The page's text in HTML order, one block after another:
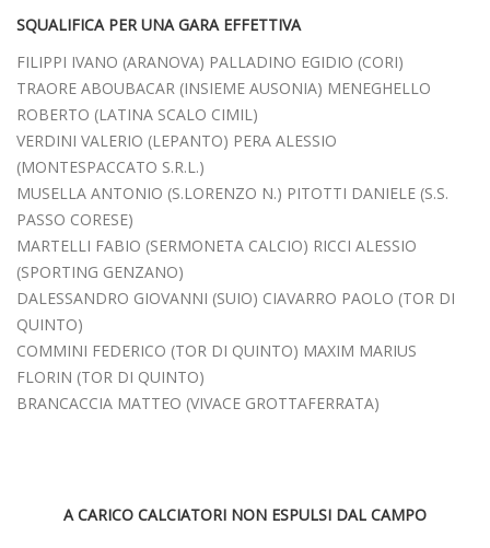
SQUALIFICA PER UNA GARA EFFETTIVA
FILIPPI IVANO (ARANOVA) PALLADINO EGIDIO (CORI)
TRAORE ABOUBACAR (INSIEME AUSONIA) MENEGHELLO
ROBERTO (LATINA SCALO CIMIL)
VERDINI VALERIO (LEPANTO) PERA ALESSIO
(MONTESPACCATO S.R.L.)
MUSELLA ANTONIO (S.LORENZO N.) PITOTTI DANIELE (S.S.
PASSO CORESE)
MARTELLI FABIO (SERMONETA CALCIO) RICCI ALESSIO
(SPORTING GENZANO)
DALESSANDRO GIOVANNI (SUIO) CIAVARRO PAOLO (TOR DI
QUINTO)
COMMINI FEDERICO (TOR DI QUINTO) MAXIM MARIUS
FLORIN (TOR DI QUINTO)
BRANCACCIA MATTEO (VIVACE GROTTAFERRATA)
A CARICO CALCIATORI NON ESPULSI DAL CAMPO